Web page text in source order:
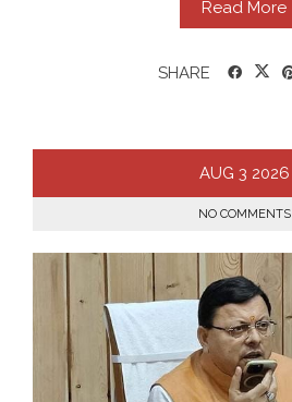
Read More
SHARE
AUG 3 2026
NO COMMENTS